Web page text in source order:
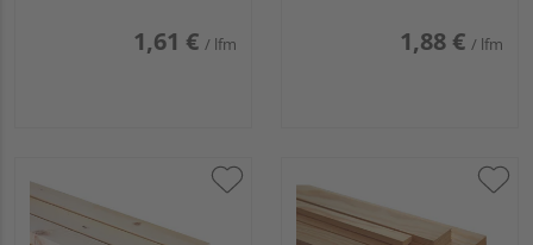
1,61 € / lfm 1,88 € / lfm